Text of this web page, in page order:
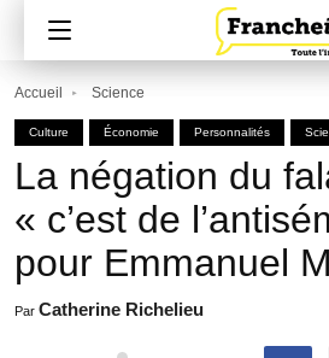
Accueil Science
Culture Économie Personnalités
La négation du
« c’est de
pour Emmanuel
Par Catherine Richelieu